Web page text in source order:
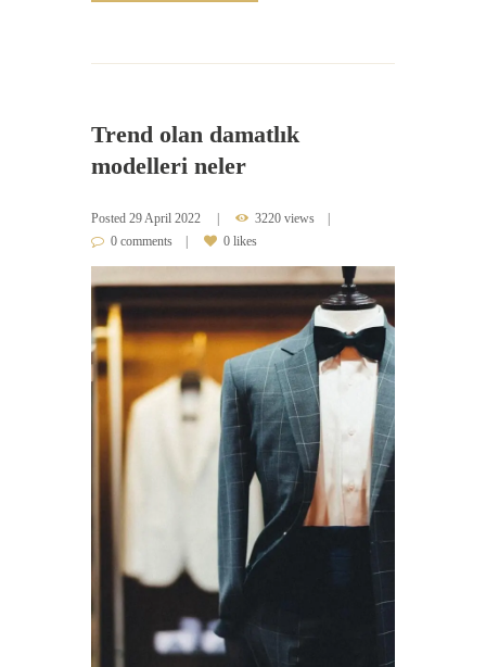
Trend olan damatlık
modelleri neler
Posted 29 April 2022
3220 views
0 comments
0 likes